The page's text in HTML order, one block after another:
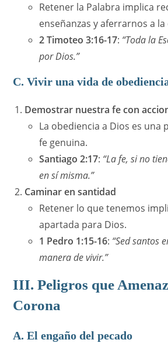
Retener la Palabra implica
enseñanzas y aferrarnos a
2 Timoteo 3:16-17: “Toda la
por Dios.”
C. Vivir una vida de
Demostrar nuestra fe con
La obediencia a Dios es una
fe genuina.
Santiago 2:17: “La fe, si no
en sí misma.”
Caminar en santidad
Retener lo que tenemos
apartada para Dios.
1 Pedro 1:15-16: “Sed santos
manera de vivir.”
III. Peligros que
Corona
A. El engaño del pecado